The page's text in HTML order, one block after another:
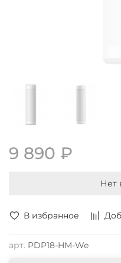
В избранное
арт. PDP18-HM-We
9 890 ₽
Нет